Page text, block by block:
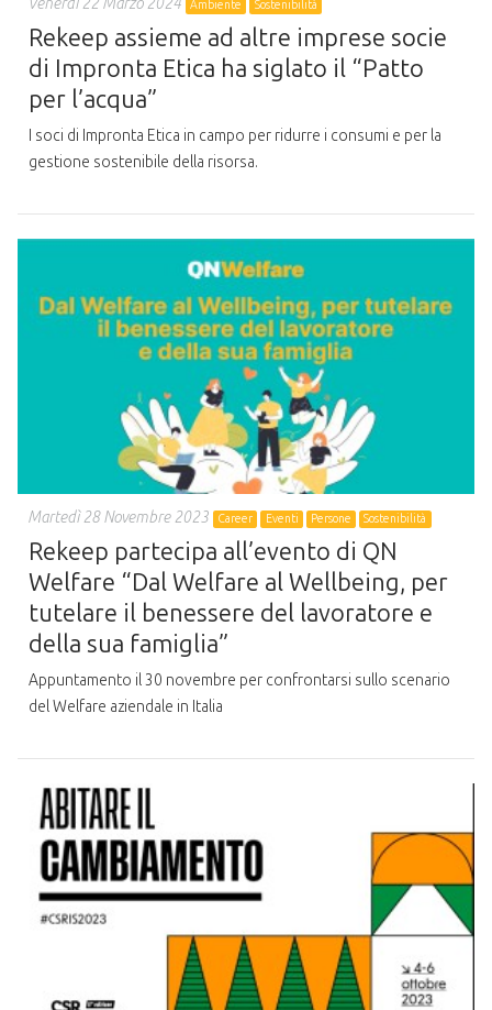
Ambiente Sostenibilità
Rekeep assieme ad altre imprese socie
di Impronta Etica ha siglato il “Patto
per l’acqua”
I soci di Impronta Etica in campo per ridurre i consumi e per la
gestione sostenibile della risorsa.
Martedì 28 Novembre 2023 Career Eventi Persone Sostenibilità
Rekeep partecipa all’evento di QN
Welfare “Dal Welfare al Wellbeing, per
tutelare il benessere del lavoratore e
della sua famiglia”
Appuntamento il 30 novembre per confrontarsi sullo scenario
del Welfare aziendale in Italia